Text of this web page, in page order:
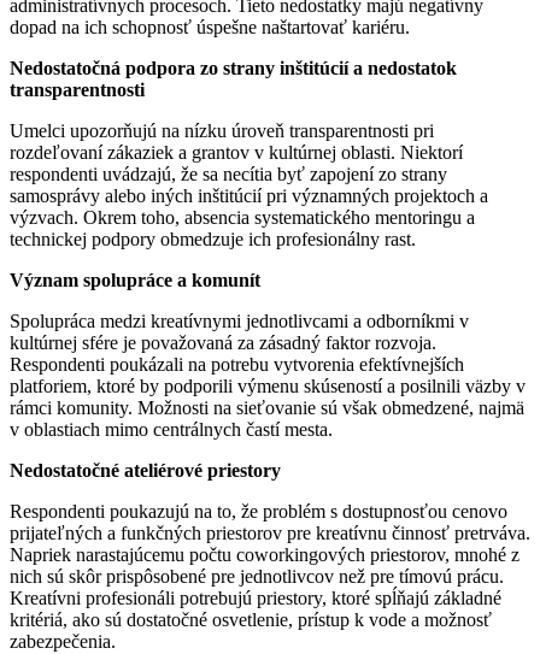
administratívnych procesoch. Tieto nedostatky majú negatívny
dopad na ich schopnosť úspešne naštartovať kariéru.
Nedostatočná podpora zo strany inštitúcií a nedostatok
transparentnosti
Umelci upozorňujú na nízku úroveň transparentnosti pri
rozdeľovaní zákaziek a grantov v kultúrnej oblasti. Niektorí
respondenti uvádzajú, že sa necítia byť zapojení zo strany
samosprávy alebo iných inštitúcií pri významných projektoch a
výzvach. Okrem toho, absencia systematického mentoringu a
technickej podpory obmedzuje ich profesionálny rast.
Význam spolupráce a komunít
Spolupráca medzi kreatívnymi jednotlivcami a odborníkmi v
kultúrnej sfére je považovaná za zásadný faktor rozvoja.
Respondenti poukázali na potrebu vytvorenia efektívnejších
platforiem, ktoré by podporili výmenu skúseností a posilnili väzby v
rámci komunity. Možnosti na sieťovanie sú však obmedzené, najmä
v oblastiach mimo centrálnych častí mesta.
Nedostatočné ateliérové priestory
Respondenti poukazujú na to, že problém s dostupnosťou cenovo
prijateľných a funkčných priestorov pre kreatívnu činnosť pretrváva.
Napriek narastajúcemu počtu coworkingových priestorov, mnohé z
nich sú skôr prispôsobené pre jednotlivcov než pre tímovú prácu.
Kreatívni profesionáli potrebujú priestory, ktoré spĺňajú základné
kritériá, ako sú dostatočné osvetlenie, prístup k vode a možnosť
zabezpečenia.